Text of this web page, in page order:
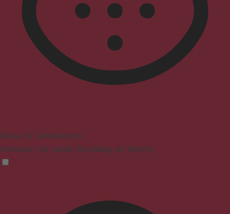
Modus für Sehbehinderte
Verbessert die visuelle Darstellung der Website